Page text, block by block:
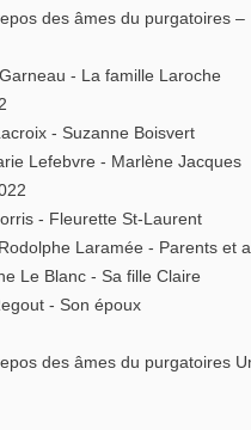
des âmes du purgatoires
2022
- La famille Laroche
2022
- Suzanne Boisvert
Lefebvre - Marlène Jacques
2022
- Fleurette St-Laurent
Laramée - Parents et
Le Blanc - Sa fille Claire
- Son époux
2022
des âmes du purgatoires